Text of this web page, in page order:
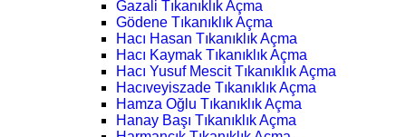
Gazali Tıkanıklık Açma
Gödene Tıkanıklık Açma
Hacı Hasan Tıkanıklık Açma
Hacı Kaymak Tıkanıklık Açma
Hacı Yusuf Mescit Tıkanıklık Açma
Hacıveyiszade Tıkanıklık Açma
Hamza Oğlu Tıkanıklık Açma
Hanay Başı Tıkanıklık Açma